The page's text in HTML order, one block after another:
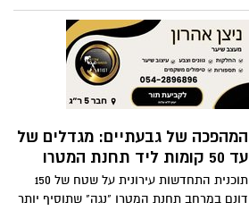
במספר התחלות הבנייה, בגבעתיים הזינוק
באחוזים חד במיוחד
המהפכה של גבעתיים: מגדלים של
עד 50 קומות ליד תחנת המטרו
תוכנית התחדשות עירונית על שטח של 150
דונם במרחב תחנת המטרו "נגה" שתוסיף יותר